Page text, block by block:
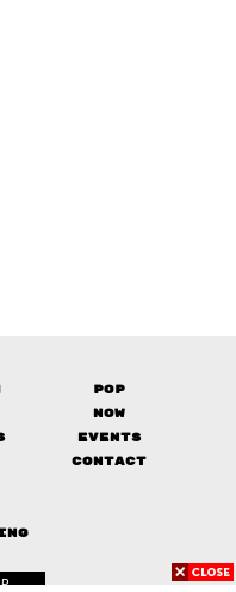
Pop
Now
Events
Contact